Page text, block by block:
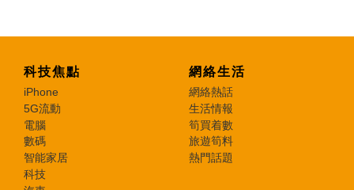
科技焦點
iPhone
5G流動
電腦
數碼
智能家居
科技
網絡生活
網絡熱話
生活情報
筍買着數
旅遊筍料
熱門話題